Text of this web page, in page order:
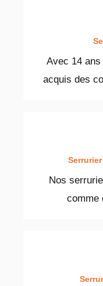
Avec 14
acquis des
Nos
comme